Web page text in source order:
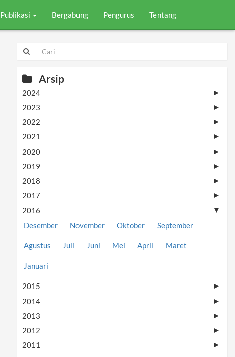
Publikasi Bergabung Pengurus Tentang
Arsip
2024 ►
2023 ►
2022 ►
2021 ►
2020 ►
2019 ►
2018 ►
2017 ►
2016 ▼
Desember November Oktober September
Agustus Juli Juni Mei April Maret
Januari
2015 ►
2014 ►
2013 ►
2012 ►
2011 ►